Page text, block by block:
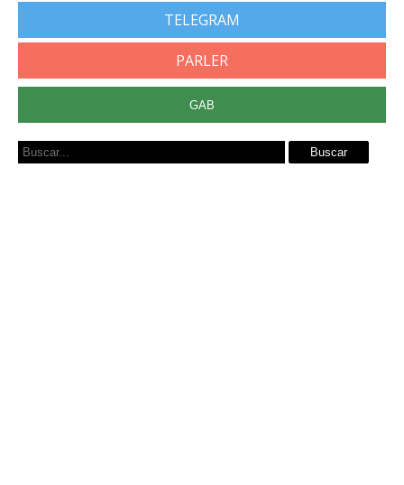
TELEGRAM
PARLER
GAB